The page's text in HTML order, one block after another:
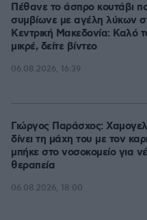
Πέθανε το άσπρο κουτάβι
συμβίωνε με αγέλη λύκων
Κεντρική Μακεδονία: Καλό
μικρέ, δείτε βίντεο
06.08.2026, 16:39
Γιώργος Παράσχος:
δίνει τη μάχη του με τον
μπήκε στο νοσοκομείο για
θεραπεία
06.08.2026, 18:00